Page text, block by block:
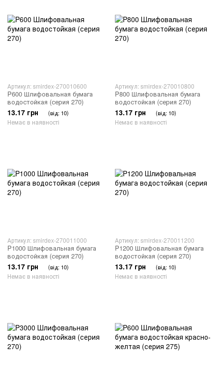
Артикул: smirdex-270010600
P600 Шлифовальная бумага
водостойкая (серия 270)
13.17 грн (від: 10)
Немає в наявності
Артикул: smirdex-270010800
P800 Шлифовальная бумага
водостойкая (серия 270)
13.17 грн (від: 10)
Немає в наявності
Артикул: smirdex-270011000
P1000 Шлифовальная бумага
водостойкая (серия 270)
13.17 грн (від: 10)
Немає в наявності
Артикул: smirdex-270011200
P1200 Шлифовальная бумага
водостойкая (серия 270)
13.17 грн (від: 10)
Немає в наявності